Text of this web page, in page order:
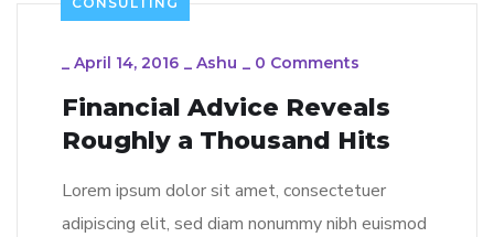
_ April 14, 2016 _ Ashu _ 0 Comments
Financial Advice Reveals
Roughly a Thousand Hits
Lorem ipsum dolor sit amet, consectetuer
adipiscing elit, sed diam nonummy nibh euismod